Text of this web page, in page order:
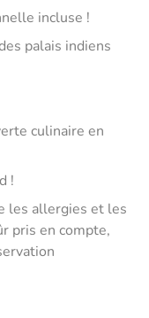
incluse !
palais indiens
culinaire en
!
les allergies et les
pris en compte,